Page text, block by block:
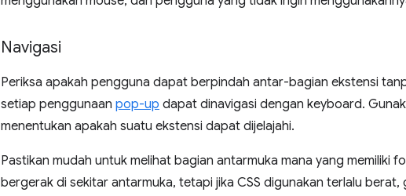
Navigasi
Periksa apakah pengguna dapat berpindah antar-bagian ekstensi
setiap penggunaan pop-up dapat dinavigasi dengan keyboard.
menentukan apakah suatu ekstensi dapat dijelajahi.
Pastikan mudah untuk melihat bagian antarmuka mana yang memiliki
bergerak di sekitar antarmuka, tetapi jika CSS digunakan terlalu